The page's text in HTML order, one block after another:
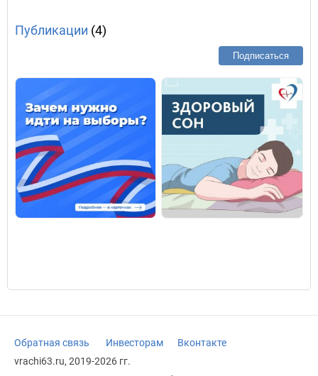
Публикации (4)
Подписаться
Обратная связь Инвесторам
Вконтакте
vrachi63.ru, 2019-2026 гг.